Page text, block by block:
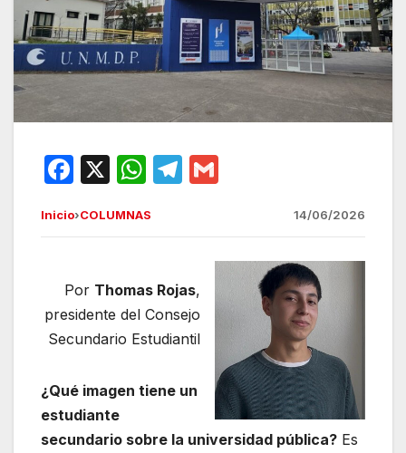
F
c
b
o
o
X
W
at
A
p
p
T
e
a
m
ail
Inicio›COLUMNAS 14/06/2026
Por Thomas Rojas,
presidente del Consejo
Secundario Estudiantil
¿Qué imagen tiene un
estudiante
secundario sobre la universidad pública? Es